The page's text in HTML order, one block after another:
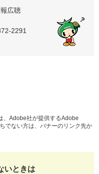
広聴
2291
、Adobe社が提供するAdobe
でない方は、バナーのリンク先か
いときは